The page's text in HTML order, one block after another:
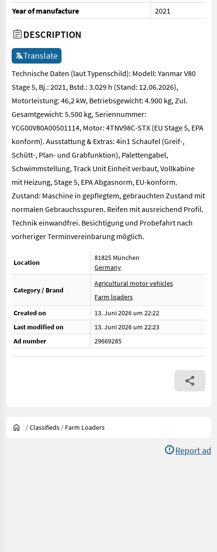
Year of manufacture
2021
DESCRIPTION
Translate
Technische Daten (laut Typenschild): Modell: Yanmar V80
Stage 5, Bj.: 2021, Bstd.: 3.029 h (Stand: 12.06.2026),
Motorleistung: 46,2 kW, Betriebsgewicht: 4.900 kg, Zul.
Gesamtgewicht: 5.500 kg, Seriennummer:
YCG00V80A00501114, Motor: 4TNV98C-STX (EU Stage 5, EPA
konform). Ausstattung & Extras: 4in1 Schaufel (Greif-,
Schütt-, Plan- und Grabfunktion), Palettengabel,
Schwimmstellung, Track Unit Einheit verbaut, Vollkabine
mit Heizung, Stage 5, EPA Abgasnorm, EU-konform.
Zustand: Maschine in gepflegtem, gebrauchten Zustand mit
normalen Gebrauchsspuren. Reifen mit ausreichend Profil.
Technik einwandfrei. Besichtigung und Probefahrt nach
vorheriger Terminvereinbarung möglich.
Location
81825 München
Germany
Category / Brand
Agricultural motor vehicles
Farm loaders
Created on
13. Juni 2026 um 22:22
Last modified on
13. Juni 2026 um 22:23
Ad number
29669285
/Classifieds / Farm Loaders
Report ad